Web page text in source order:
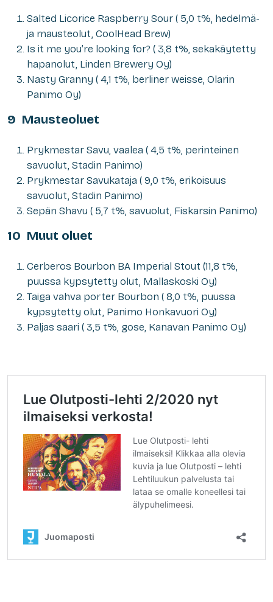
Salted Licorice Raspberry Sour ( 5,0 t%, hedelmä-
ja mausteolut, CoolHead Brew)
Is it me you’re looking for? ( 3,8 t%, sekakäytetty
hapanolut, Linden Brewery Oy)
Nasty Granny ( 4,1 t%, berliner weisse, Olarin
Panimo Oy)
9 Mausteoluet
Prykmestar Savu, vaalea ( 4,5 t%, perinteinen
savuolut, Stadin Panimo)
Prykmestar Savukataja ( 9,0 t%, erikoisuus
savuolut, Stadin Panimo)
Sepän Shavu ( 5,7 t%, savuolut, Fiskarsin Panimo)
10 Muut oluet
Cerberos Bourbon BA Imperial Stout (11,8 t%,
puussa kypsytetty olut, Mallaskoski Oy)
Taiga vahva porter Bourbon ( 8,0 t%, puussa
kypsytetty olut, Panimo Honkavuori Oy)
Paljas saari ( 3,5 t%, gose, Kanavan Panimo Oy)